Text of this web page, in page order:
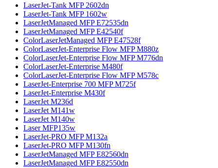
LaserJet-Tank MFP 2602dn
LaserJet-Tank MFP 1602w
LaserJetManaged MFP E72535dn
LaserJetManaged MFP E42540f
ColorLaserJetManaged MFP E47528f
ColorLaserJet-Enterprise Flow MFP M880z
ColorLaserJet-Enterprise Flow MFP M776dn
ColorLaserJet-Enterprise M480f
ColorLaserJet-Enterprise Flow MFP M578с
LaserJet-Enterprise 700 MFP M725f
LaserJet-Enterprise M430f
LaserJet M236d
LaserJet M141w
LaserJet M140w
Laser MFP135w
LaserJet-PRO MFP M132a
LaserJet-PRO MFP M130fn
LaserJetManaged MFP E82560dn
LaserJetManaged MFP E82550dn